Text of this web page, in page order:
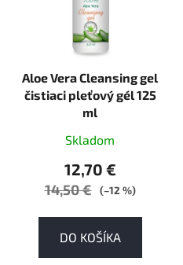
Aloe Vera Cleansing gel
čistiaci pleťový gél 125
ml
Skladom
12,70 €
14,50 € (–12 %)
DO KOŠÍKA